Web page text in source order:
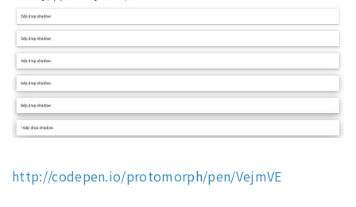
http://codepen.io/protomorph/pen/VejmVE